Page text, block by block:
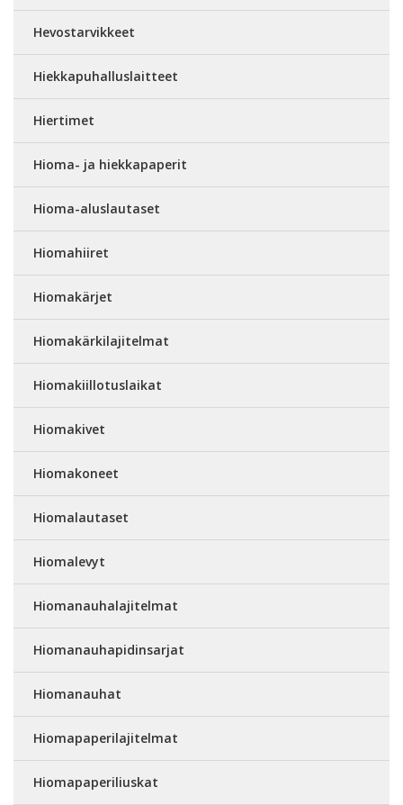
Hevostarvikkeet
Hiekkapuhalluslaitteet
Hiertimet
Hioma- ja hiekkapaperit
Hioma-aluslautaset
Hiomahiiret
Hiomakärjet
Hiomakärkilajitelmat
Hiomakiillotuslaikat
Hiomakivet
Hiomakoneet
Hiomalautaset
Hiomalevyt
Hiomanauhalajitelmat
Hiomanauhapidinsarjat
Hiomanauhat
Hiomapaperilajitelmat
Hiomapaperiliuskat